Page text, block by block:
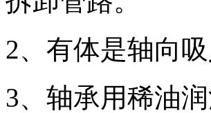
2、有体是轴向
3、轴承用稀油